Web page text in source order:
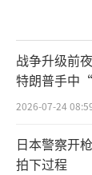
战争升级前
特朗普手中
态势加剧
2026-07-24
日本警察开
拍下过程